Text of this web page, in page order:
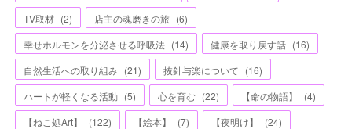
TV取材 (2) 店主の魂磨きの旅 (6)
幸せホルモンを分泌させる呼吸法 (14) 健康を取り戻す話 (16)
自然生活への取り組み (21) 抜針与楽について (16)
ハートが軽くなる活動 (5) 心を育む (22) 【命の物語】 (4)
【ねこ処Art】
(122) 【絵本】 (7) 【夜明け】 (24)